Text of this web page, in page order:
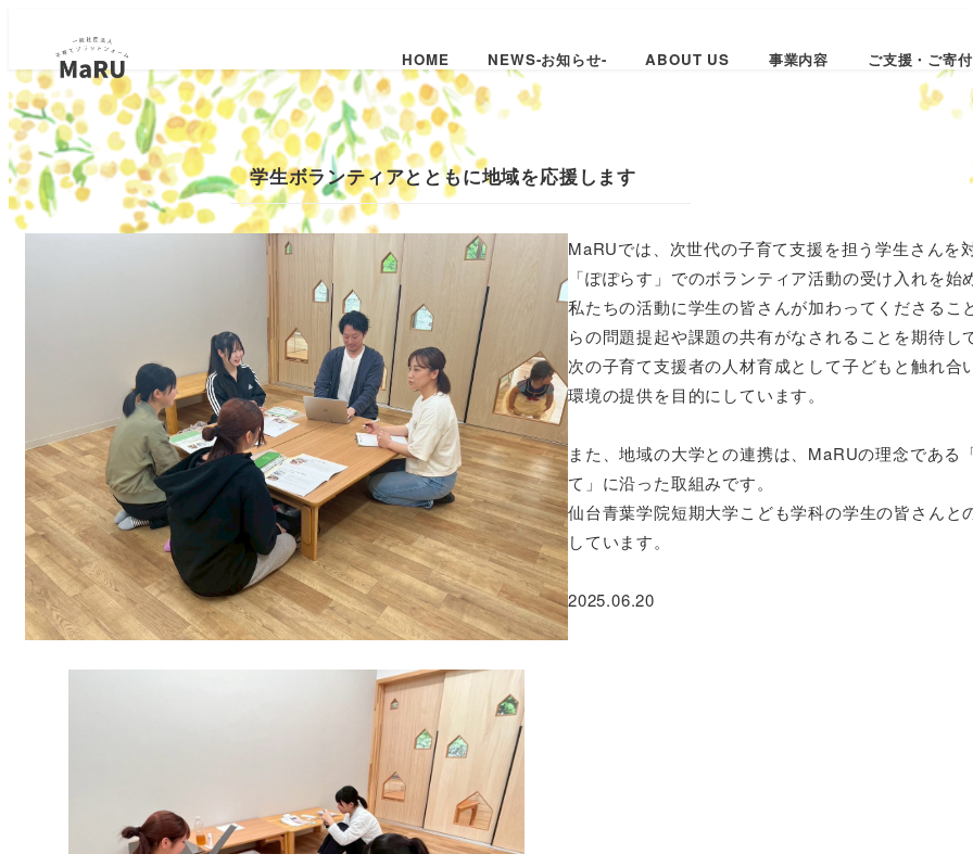
HOME NEWS-お知らせ- ABOUT US 事業内容 ご支援・ご寄付
学生ボランティアとともに地域を応援します
MaRUでは、次世代の子育て支援を担う学生さんを
「ぽぽらす」でのボランティア活動の受け入れを始
私たちの活動に学生の皆さんが加わってくださるこ
らの問題提起や課題の共有がなされることを期待し
次の子育て支援者の人材育成として子どもと触れ合
環境の提供を目的にしています。
また、地域の大学との連携は、MaRUの理念である
て」に沿った取組みです。
仙台青葉学院短期大学こども学科の学生の皆さんと
しています。
2025.06.20